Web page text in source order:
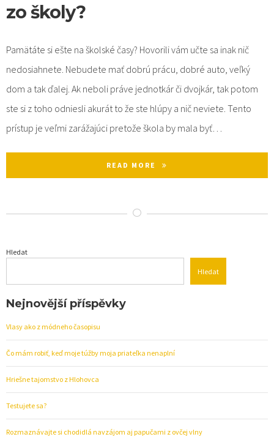
zo školy?
Pamätáte si ešte na školské časy? Hovorili vám učte sa inak nič
nedosiahnete. Nebudete mať dobrú prácu, dobré auto, veľký
dom a tak ďalej. Ak neboli práve jednotkár či dvojkár, tak potom
ste si z toho odniesli akurát to že ste hlúpy a nič neviete. Tento
prístup je veľmi zarážajúci pretože škola by mala byť…
READ MORE
Hledat
Hledat
Nejnovější příspěvky
Vlasy ako z módneho časopisu
Čo mám robiť, keď moje túžby moja priateľka nenaplní
Hriešne tajomstvo z Hlohovca
Testujete sa?
Rozmaznávajte si chodidlá navzájom aj papučami z ovčej vlny